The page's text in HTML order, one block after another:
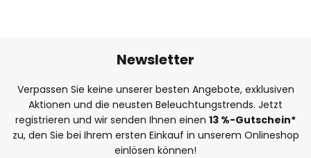
Newsletter
Verpassen Sie keine unserer besten Angebote, exklusiven
Aktionen und die neusten Beleuchtungstrends. Jetzt
registrieren und wir senden Ihnen einen 13 %-Gutschein*
zu, den Sie bei Ihrem ersten Einkauf in unserem Onlineshop
einlösen können!